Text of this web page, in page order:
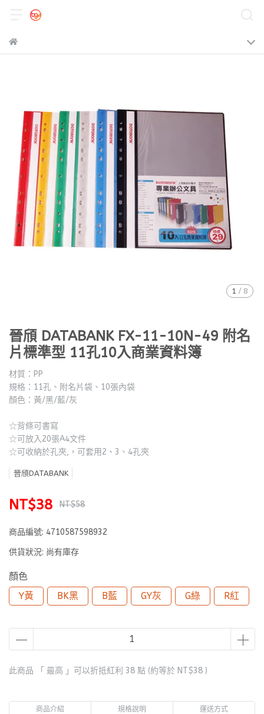
1 / 8
晉頎 DATABANK FX-11-10N-49 附名
片標準型 11孔10入商業資料簿
材質：PP
規格：11孔、附名片袋、10張內袋
顏色：黃/黑/藍/灰
☆背條可書寫
☆可放入20張A4文件
☆可收納於孔夾,，可套用2、3、4孔夾
晉頎DATABANK
NT$38 NT$58
商品編號: 4710587598932
供貨狀況: 尚有庫存
顏色
Y黃
BK黑 B藍 GY灰 G綠 R紅
此商品 「 最高 」可以折抵紅利 38 點 (約等於 NT$38 )
商品介紹 規格說明 運送方式